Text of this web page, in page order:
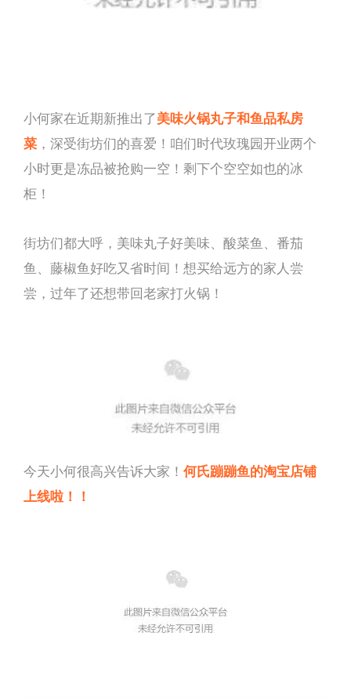
小何家在近期新推出了美味火锅丸子和鱼品私房
菜 ，深受街坊们的喜爱！咱们时代玫瑰园开业两个
小时更是冻品被抢购一空！剩下个空空如也的冰
柜！
街坊们都大呼，美味丸子好美味、酸菜鱼、番茄
鱼、藤椒鱼好吃又省时间！想买给远方的家人尝
尝，过年了还想带回老家打火锅！
今天小何很高兴告诉大家！ 何氏蹦蹦鱼的淘宝店铺
上线啦！
！